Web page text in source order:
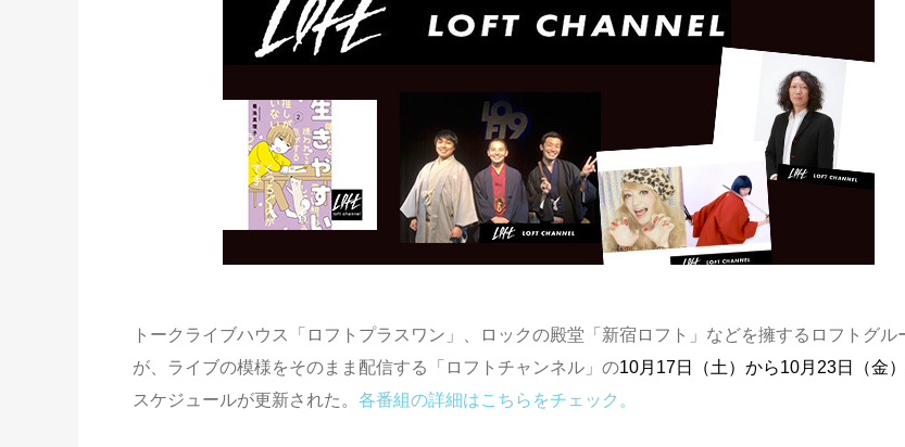
トークライブハウス「ロフトプラスワン」、ロックの殿堂「新宿ロフト」などを擁するロフトグル
が、ライブの模様をそのまま配信する「ロフトチャンネル」の10月17日（土）から10月23日（金）
スケジュールが更新された。 各番組の詳細はこちらをチェック。